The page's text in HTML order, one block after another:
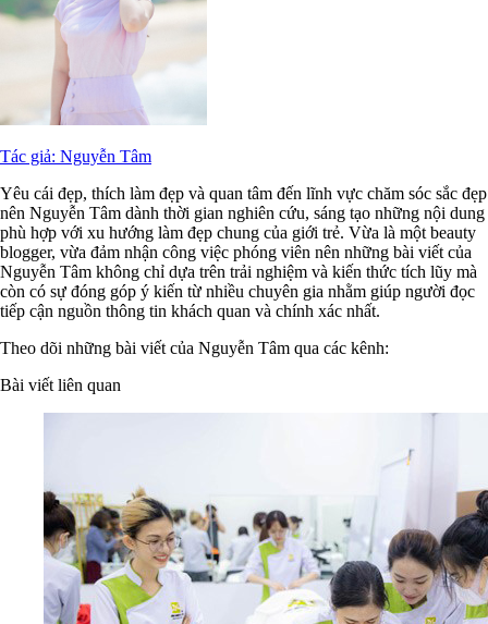
Tác giả: Nguyễn Tâm
Yêu cái đẹp, thích làm đẹp và quan tâm đến lĩnh vực chăm sóc sắc đẹp
nên Nguyễn Tâm dành thời gian nghiên cứu, sáng tạo những nội dung
phù hợp với xu hướng làm đẹp chung của giới trẻ. Vừa là một beauty
blogger, vừa đảm nhận công việc phóng viên nên những bài viết của
Nguyễn Tâm không chỉ dựa trên trải nghiệm và kiến thức tích lũy mà
còn có sự đóng góp ý kiến từ nhiều chuyên gia nhằm giúp người đọc
tiếp cận nguồn thông tin khách quan và chính xác nhất.
Theo dõi những bài viết của Nguyễn Tâm qua các kênh:
Bài viết liên quan